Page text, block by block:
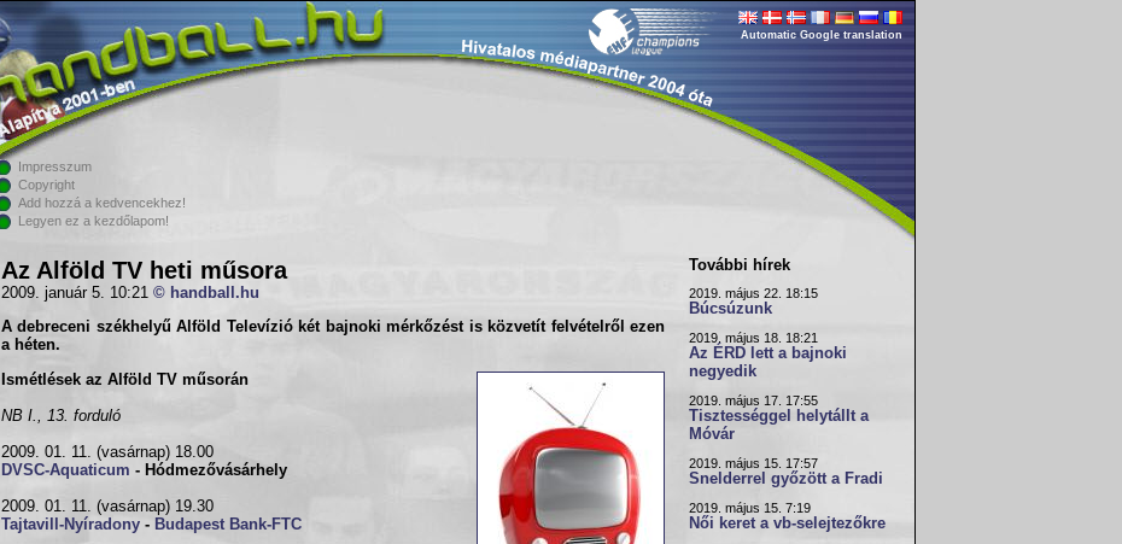
Automatic Google translation
Impresszum
Copyright
Add hozzá a kedvencekhez!
Legyen ez a kezdőlapom!
Az Alföld TV heti műsora
2009. január 5. 10:21 © handball.hu
A debreceni székhelyűAlföld Televíziókét bajnoki mérkőzést is közvetít felvételről ezen
a héten.
Ismétlések az Alföld TV műsorán
NB I., 13. forduló
2009. 01. 11. (vasárnap) 18.00
DVSC-Aquaticum - Hódmezővásárhely
2009. 01. 11. (vasárnap) 19.30
Tajtavill-Nyíradony - Budapest Bank-FTC
További hírek
2019. május 22. 18:15
Búcsúzunk
2019. május 18. 18:21
Az ÉRD lett a bajnoki
negyedik
2019. május 17. 17:55
Tisztességgel helytállt a
Móvár
2019. május 15. 17:57
Snelderrel győzött a Fradi
2019. május 15. 7:19
Női keret a vb-selejtezőkre